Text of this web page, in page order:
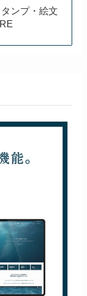
ンプ・絵文